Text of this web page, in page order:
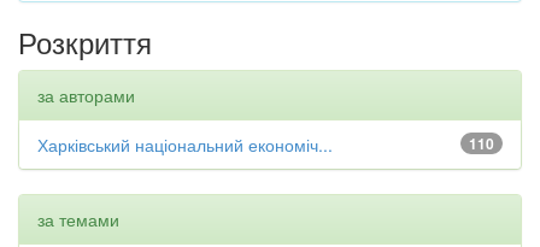
Розкриття
за авторами
110
Харківський національний економіч...
за темами